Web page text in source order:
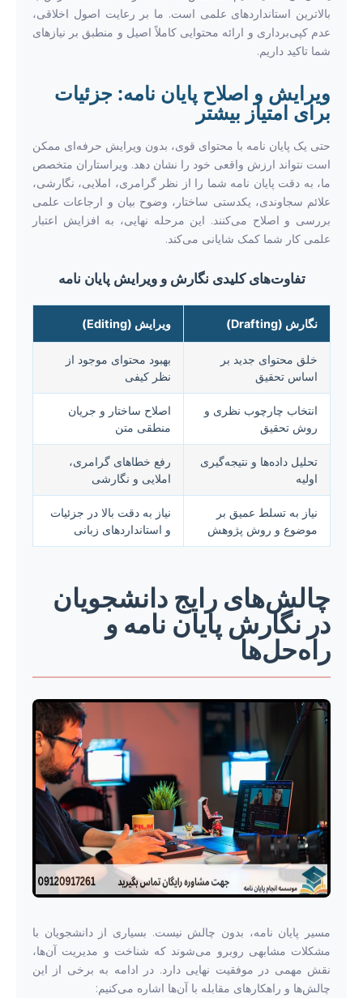
بالاترین استانداردهای علمی است. ما بر رعایت اصول اخلاقی،
عدم کپی‌برداری و ارائه محتوایی کاملاً اصیل و منطبق بر نیازهای
شما تاکید داریم.
ویرایش و اصلاح پایان نامه: جزئیات
برای امتیاز بیشتر
حتی یک پایان نامه با محتوای قوی، بدون ویرایش حرفه‌ای ممکن
است نتواند ارزش واقعی خود را نشان دهد. ویراستاران متخصص
ما، به دقت پایان نامه شما را از نظر گرامری، املایی، نگارشی،
علائم سجاوندی، یکدستی ساختار، وضوح بیان و ارجاعات علمی
بررسی و اصلاح می‌کنند. این مرحله نهایی، به افزایش اعتبار
علمی کار شما کمک شایانی می‌کند.
تفاوت‌های کلیدی نگارش و ویرایش پایان نامه
نگارش (Drafting) ویرایش (Editing)
خلق محتوای جدید بر
اساس تحقیق
بهبود محتوای موجود از
نظر کیفی
انتخاب چارچوب نظری و
روش تحقیق
اصلاح ساختار و جریان
منطقی متن
تحلیل داده‌ها و نتیجه‌گیری
اولیه
رفع خطاهای گرامری،
املایی و نگارشی
نیاز به تسلط عمیق بر
موضوع و روش پژوهش
نیاز به دقت بالا در جزئیات
و استانداردهای زبانی
چالش‌های رایج دانشجویان
در نگارش پایان نامه و
راه‌حل‌ها
مسیر پایان نامه، بدون چالش نیست. بسیاری از دانشجویان با
مشکلات مشابهی روبرو می‌شوند که شناخت و مدیریت آن‌ها،
نقش مهمی در موفقیت نهایی دارد. در ادامه به برخی از این
چالش‌ها و راهکارهای مقابله با آن‌ها اشاره می‌کنیم: